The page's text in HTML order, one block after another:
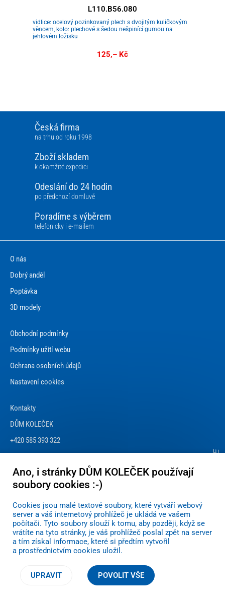
L110.B56.080
vidlice: ocelový pozinkovaný plech s dvojitým kuličkovým
věncem, kolo: plechové s šedou nešpinící gumou na
jehlovém ložisku
125,– Kč
Česká firma
na trhu od roku 1998
Zboží skladem
k okamžité expedici
Odeslání do 24 hodin
po předchozí domluvě
Poradíme s výběrem
telefonicky i e-mailem
O nás
Dobrý anděl
Poptávka
3D modely
Obchodní podmínky
Podmínky užití webu
Ochrana osobních údajů
Nastavení cookies
Kontakty
DŮM KOLEČEK
+420 585 393 322
© 2017–2026 DŮM KOLEČEK, s námi jste v pohybu!
Nenašli jste, co jste hledali? Zkustee-shop navratilsro.cz
Ano, i stránky DŮM KOLEČEK používají
soubory cookies :-)
Cookies jsou malé textové soubory, které vytváří webový
server a váš internetový prohlížeč je ukládá ve vašem
počítači. Tyto soubory slouží k tomu, aby později, když se
vrátíte na tyto stránky, je váš prohlížeč poslal zpět na server
a tím získal informace, které si předtím vytvořil
a prostřednictvím cookies uložil.
UPRAVIT POVOLIT VŠE